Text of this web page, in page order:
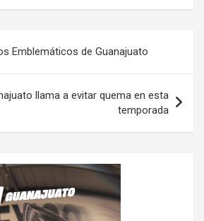
Emblemáticos de Guanajuato
llama a evitar quema en esta
temporada